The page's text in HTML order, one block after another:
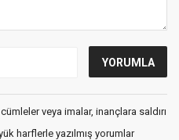
veya imalar, inançlara saldırı
harflerle yazılmış yorumlar